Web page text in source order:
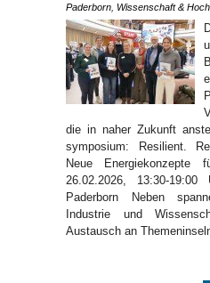
Paderborn Wissenschaft &
die in naher Zukunft
sym­po­si­um: Re­si­li­ent.
Neue Ener­gie­kon­zep­te
26.02.2026, 13:30-19:00
Paderborn Neben
Industrie und
Austausch an